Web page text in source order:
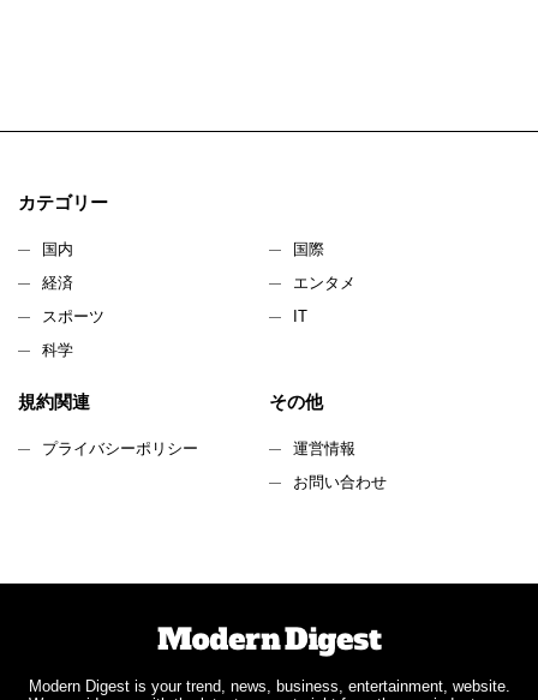
カテゴリー
国内
国際
経済
エンタメ
スポーツ
IT
科学
規約関連
プライバシーポリシー
その他
運営情報
お問い合わせ
Modern Digest is your trend, news, business, entertainment, website.